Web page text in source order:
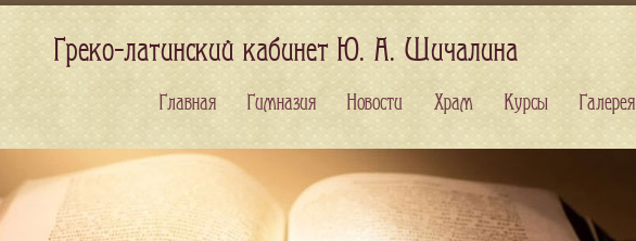
Греко-латинский кабинет Ю. А. Шичалина
Главная Гимназия Новости Храм Курсы Галерея